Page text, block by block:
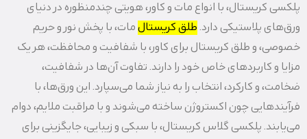
پلکسی کریستال، با انواع مات و کاور، هویتی چندمنظوره در دنیای
ورق‌های پلاستیکی دارد.طلق کریستالمات، با پخش نور و حریم
خصوصی، و طلق کریستال برای کاور، با شفافیت و محافظت، هر یک
مزایا و کاربردهای خاص خود را دارند. تفاوت آن‌ها در شفافیت،
ضخامت، و کارکرد، انتخاب را به نیاز شما می‌سپارد. این ورق‌ها، با
فرآیندهایی چون اکستروژن ساخته می‌شوند و با مراقبت ملایم، دوام
می‌یابند. پلکسی گلاس کریستال، با سبکی و زیبایی، جایگزینی برای